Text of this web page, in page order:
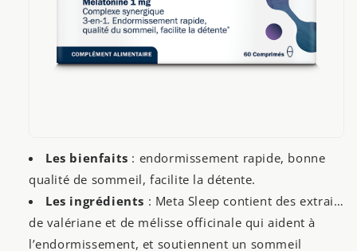
Les bienfaits : endormissement rapide, bonne
qualité de sommeil, facilite la détente.
Les ingrédients : Meta Sleep contient des extraits
de valériane et de mélisse officinale qui aident à
l’endormissement, et soutiennent un sommeil